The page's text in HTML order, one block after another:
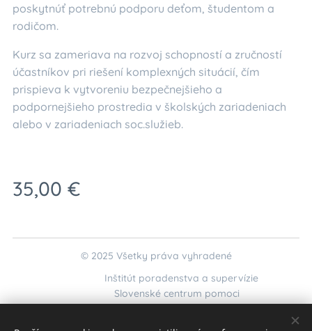
poskytnúť potrebnú podporu deťom, študentom a
rodičom.
Kurz sa zameriava na rozvoj schopností a zručností
účastníkov pri riešení komplexných situácií, čím
prispieva k vytvoreniu bezpečnejšieho a
podpornejšieho prostredia v školských zariadeniach
alebo v zariadeniach soc.služieb.
35,00 €
© 2025 Všetky práva vyhradené
Inštitút poradenstva a supervízie
Slovenské centrum pomoci